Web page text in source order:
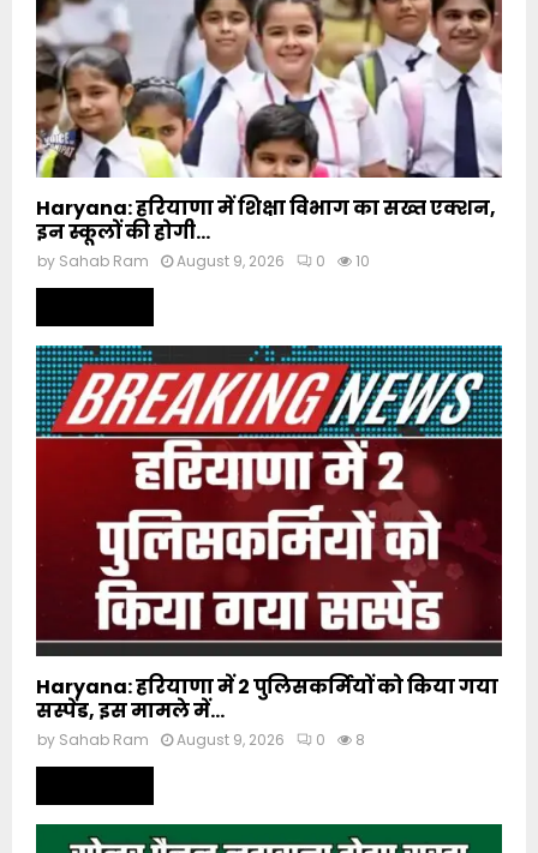
Haryana: हरियाणा में शिक्षा विभाग का सख्त एक्शन,
इन स्कूलों की होगी...
by Sahab Ram August 9, 2026 0 10
Haryana: हरियाणा में 2 पुलिसकर्मियों को किया गया
सस्पेंड, इस मामले में...
by Sahab Ram August 9, 2026 0 8